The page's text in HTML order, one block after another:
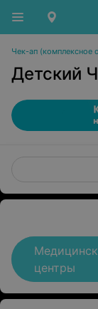
Чек-ап (комплексное
Детский
центры